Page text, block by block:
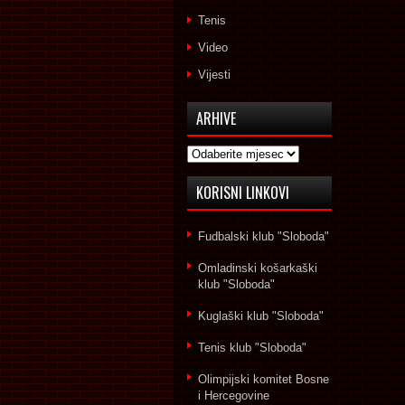
Tenis
Video
Vijesti
ARHIVE
Arhive
KORISNI LINKOVI
Fudbalski klub "Sloboda"
Omladinski košarkaški
klub "Sloboda"
Kuglaški klub "Sloboda"
Tenis klub "Sloboda"
Olimpijski komitet Bosne
i Hercegovine